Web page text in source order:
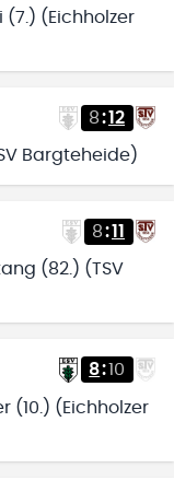
(7.) (Eichholzer
8:12
Bargteheide)
8:11
(82.) (TSV
8:10
(10.) (Eichholzer